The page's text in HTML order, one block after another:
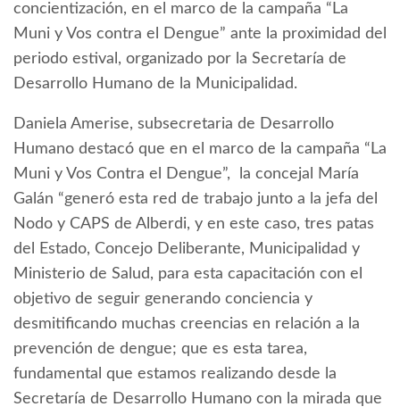
concientización, en el marco de la campaña “La
Muni y Vos contra el Dengue” ante la proximidad del
periodo estival, organizado por la Secretaría de
Desarrollo Humano de la Municipalidad.
Daniela Amerise, subsecretaria de Desarrollo
Humano destacó que en el marco de la campaña “La
Muni y Vos Contra el Dengue”, la concejal María
Galán “generó esta red de trabajo junto a la jefa del
Nodo y CAPS de Alberdi, y en este caso, tres patas
del Estado, Concejo Deliberante, Municipalidad y
Ministerio de Salud, para esta capacitación con el
objetivo de seguir generando conciencia y
desmitificando muchas creencias en relación a la
prevención de dengue; que es esta tarea,
fundamental que estamos realizando desde la
Secretaría de Desarrollo Humano con la mirada que